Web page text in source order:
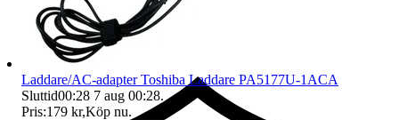
Ersättning om du inte får din vara
Laddare/AC-adapter Toshiba Laddare PA5177U-1ACA
Sluttid00:28 7 aug 00:28.
Pris:179 kr,Köp nu.